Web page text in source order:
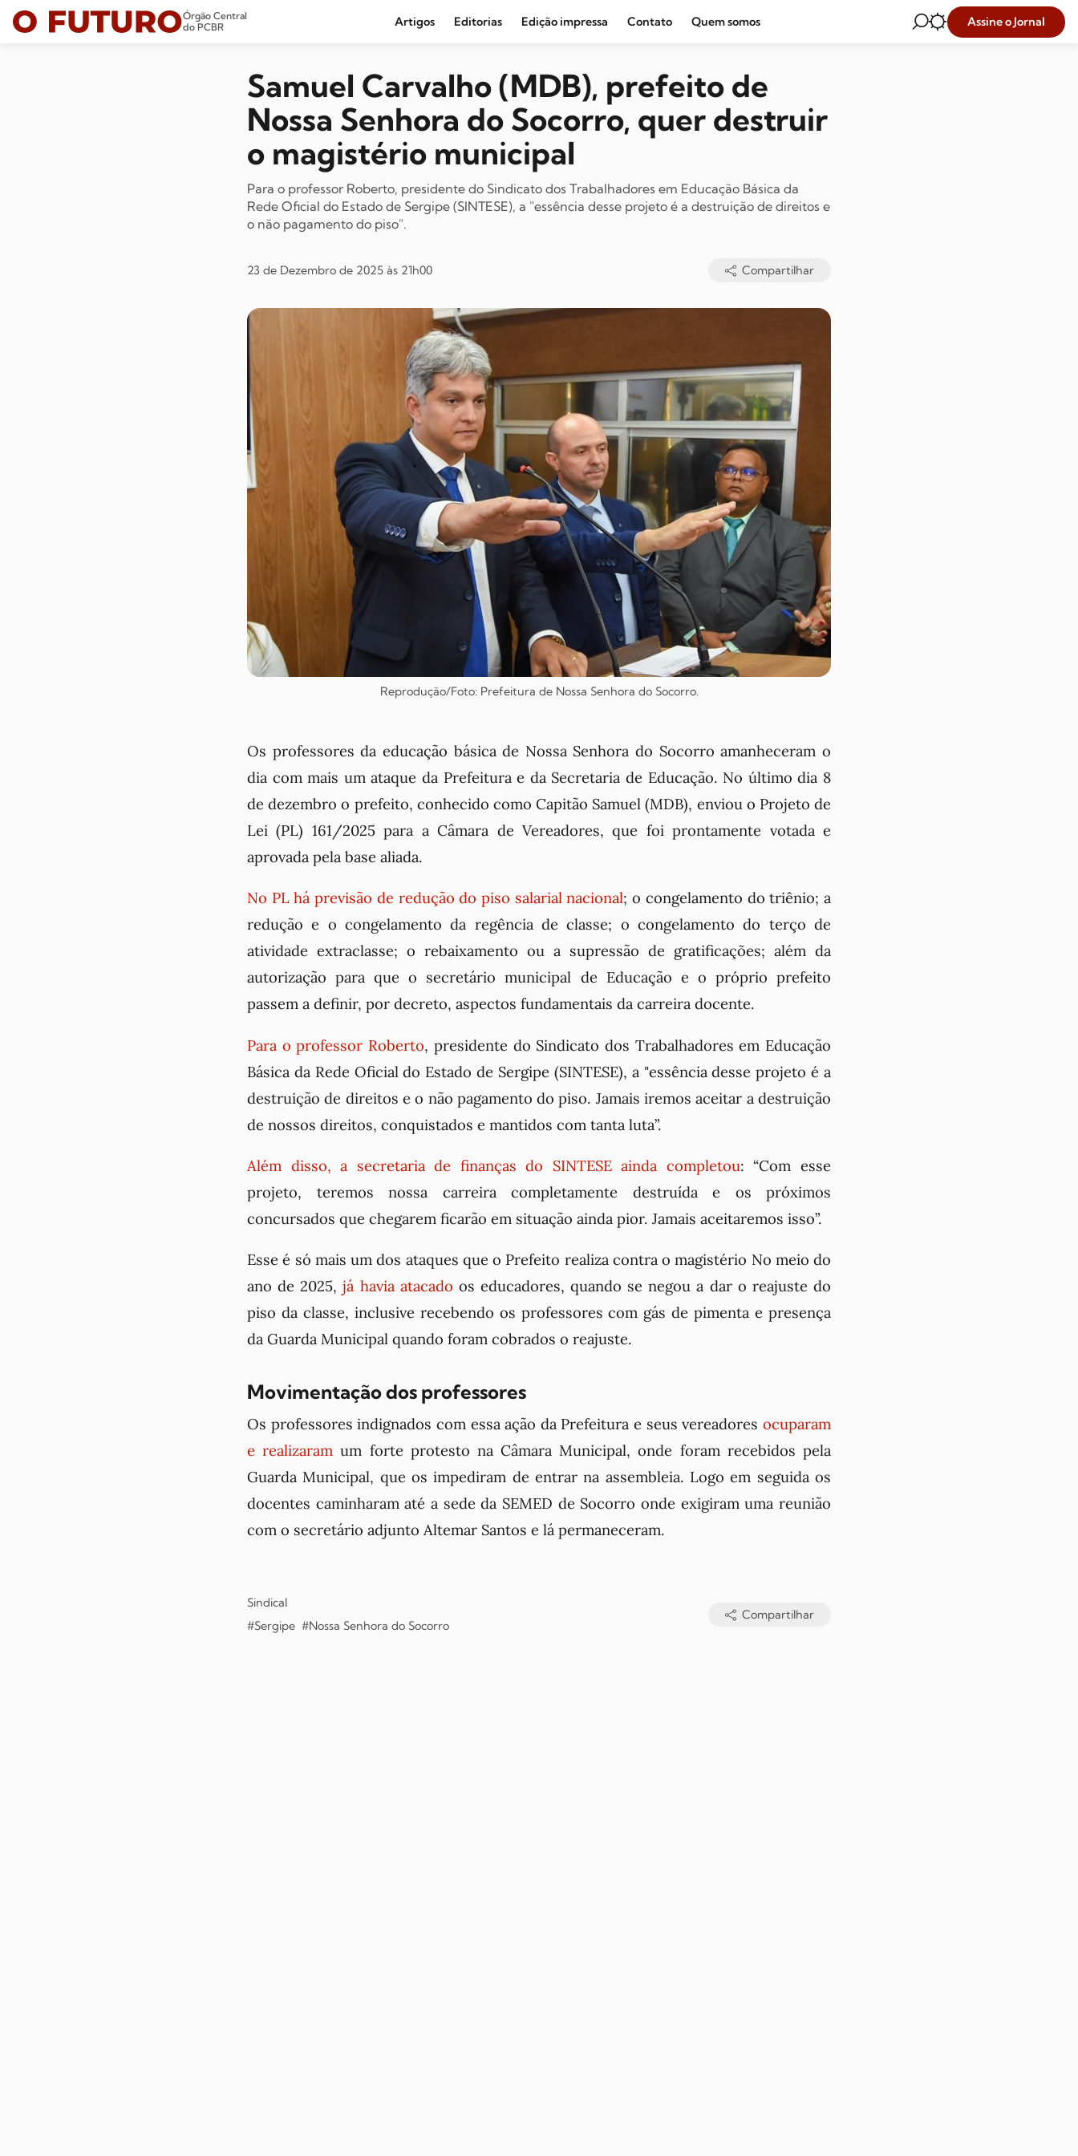
Órgão Central
do PCBR
Artigos Editorias
Amazônia
Cultura e Movimentos Sociais
Economia
Internacional
Segurança Pública
Sindical
Edição impressa Contato Quem somos Assine o Jornal
Samuel Carvalho (MDB), prefeito de
Nossa Senhora do Socorro, quer destruir
o magistério municipal
Para o professor Roberto, presidente do Sindicato dos Trabalhadores em Educação Básica da
Rede Oficial do Estado de Sergipe (SINTESE), a "essência desse projeto é a destruição de direitos e
o não pagamento do piso".
23 de Dezembro de 2025 às 21h00 Compartilhar
Reprodução/Foto: Prefeitura de Nossa Senhora do Socorro.
Os professores da educação básica de Nossa Senhora do Socorro amanheceram o
dia com mais um ataque da Prefeitura e da Secretaria de Educação. No último dia 8
de dezembro o prefeito, conhecido como Capitão Samuel (MDB), enviou o Projeto de
Lei (PL) 161/2025 para a Câmara de Vereadores, que foi prontamente votada e
aprovada pela base aliada.
No PL há previsão de redução do piso salarial nacional; o congelamento do triênio; a
redução e o congelamento da regência de classe; o congelamento do terço de
atividade extraclasse; o rebaixamento ou a supressão de gratificações; além da
autorização para que o secretário municipal de Educação e o próprio prefeito
passem a definir, por decreto, aspectos fundamentais da carreira docente.
Para o professor Roberto, presidente do Sindicato dos Trabalhadores em Educação
Básica da Rede Oficial do Estado de Sergipe (SINTESE), a "essência desse projeto é a
destruição de direitos e o não pagamento do piso. Jamais iremos aceitar a destruição
de nossos direitos, conquistados e mantidos com tanta luta”.
Além disso, a secretaria de finanças do SINTESE ainda completou: “Com esse
projeto, teremos nossa carreira completamente destruída e os próximos
concursados que chegarem ficarão em situação ainda pior. Jamais aceitaremos isso”.
Esse é só mais um dos ataques que o Prefeito realiza contra o magistério No meio do
ano de 2025,já havia atacado os educadores, quando se negou a dar o reajuste do
piso da classe, inclusive recebendo os professores com gás de pimenta e presença
da Guarda Municipal quando foram cobrados o reajuste.
Movimentação dos professores
Os professores indignados com essa ação da Prefeitura e seus vereadores ocuparam
e realizaram um forte protesto na Câmara Municipal, onde foram recebidos pela
Guarda Municipal, que os impediram de entrar na assembleia. Logo em seguida os
docentes caminharam até a sede da SEMED de Socorro onde exigiram uma reunião
com o secretário adjunto Altemar Santos e lá permaneceram.
Sindical
#Sergipe #Nossa Senhora do Socorro
Compartilhar